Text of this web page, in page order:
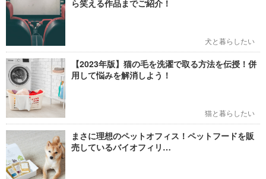
ら笑える作品までご紹介！
犬と暮らしたい
【2023年版】猫の毛を洗濯で取る方法を伝授！併
用して悩みを解消しよう！
猫と暮らしたい
まさに理想のペットオフィス！ペットフードを販
売しているバイオフィリ…